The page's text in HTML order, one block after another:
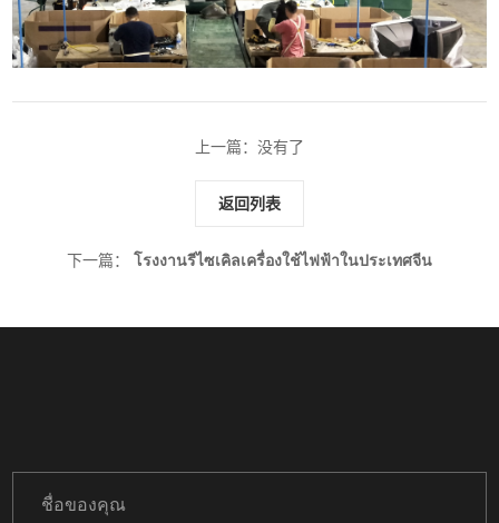
上一篇：没有了
返回列表
下一篇： โรงงานรีไซเคิลเครื่องใช้ไฟฟ้าในประเทศจีน